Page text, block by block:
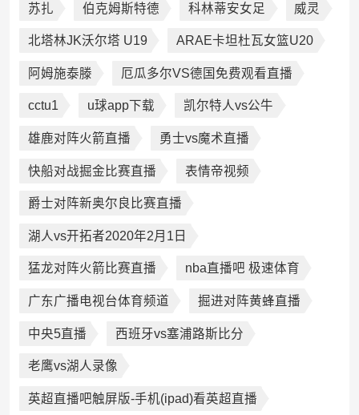
苏扎 伯克姆斯特德 科林蒂安女足 威灵
北塔林JK沃尔塔 U19 ARAE卡坦杜瓦女篮U20
阿姆施泰滕 厄瓜多尔VS德国免费观看直播
cctu1 u球app下载 凯尔特人vs公牛
雄鹿对阵火箭直播 勇士vs魔术直播
快船对战掘金比赛直播 表情帝视频
爵士对阵新奥尔良比赛直播
湖人vs开拓者2020年2月1日
猛龙对阵火箭比赛直播 nba直播吧 极速体育
广东广播电视台体育频道 掘进对阵黄蜂直播
中央5直播 西班牙vs塞浦路斯比分
老鹰vs湖人录像
英超直播吧触屏版-手机(ipad)看英超直播